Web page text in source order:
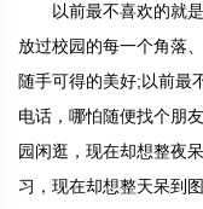
以前最不喜欢的就是
放过校园的每一个角落
随手可得的美好;以前最
电话，哪怕随便找个朋
园闲逛，现在却想整夜
习，现在却想整天呆到